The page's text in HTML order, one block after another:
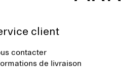
client
contacter
de livraison